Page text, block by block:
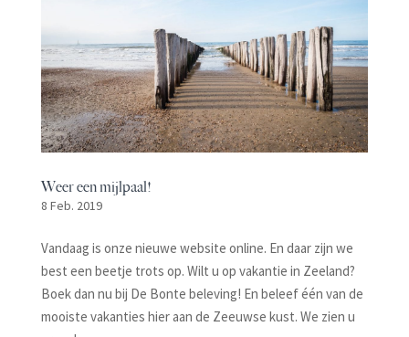
Weer een mijlpaal!
8 Feb. 2019
Vandaag is onze nieuwe website online. En daar zijn we
best een beetje trots op. Wilt u op vakantie in Zeeland?
Boek dan nu bij De Bonte beleving! En beleef één van de
mooiste vakanties hier aan de Zeeuwse kust. We zien u